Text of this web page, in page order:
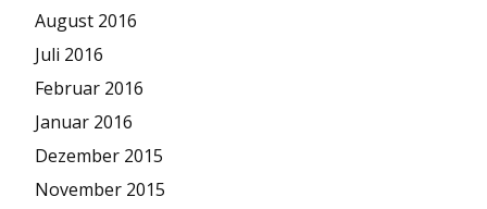
August 2016
Juli 2016
Februar 2016
Januar 2016
Dezember 2015
November 2015